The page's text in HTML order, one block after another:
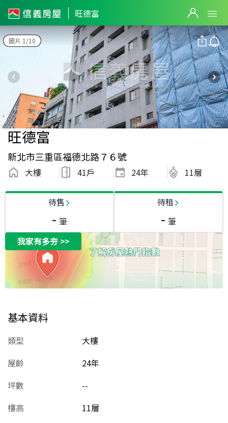
旺德富
圖片 1/10
旺德富
新北市三重區福德北路７６號
大樓 41戶 24年 11層
待售
- 筆
待租
- 筆
我家有多夯>>
基本資料
類型
大樓
屋齡
24年
坪數
--
樓高
11層